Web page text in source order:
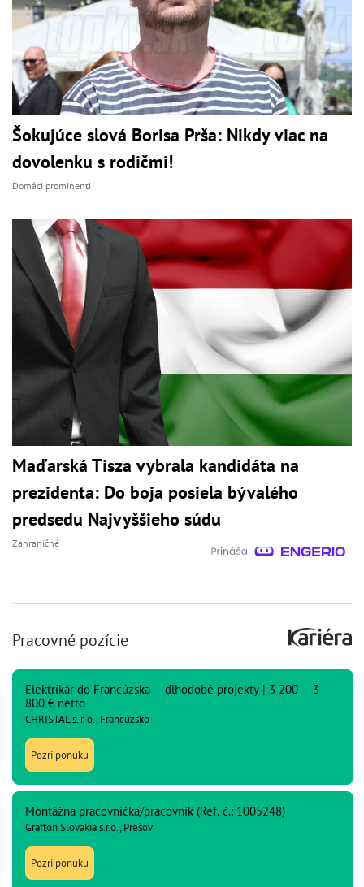
Šokujúce slová Borisa Prša: Nikdy viac na
dovolenku s rodičmi!
Domáci prominenti
Maďarská Tisza vybrala kandidáta na
prezidenta: Do boja posiela bývalého
predsedu Najvyššieho súdu
Zahraničné
Pracovné pozície
Elektrikár do Francúzska – dlhodobé projekty | 3 200 – 3
800 € netto
CHRISTAL s. r. o., Francúzsko
Pozri ponuku
Montážna pracovníčka/pracovník (Ref. č.: 1005248)
Grafton Slovakia s.r.o., Prešov
Pozri ponuku